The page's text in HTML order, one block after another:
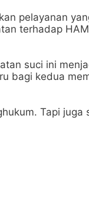
pelayanan
terhadap
suci ini
bagi kedua
Tapi juga